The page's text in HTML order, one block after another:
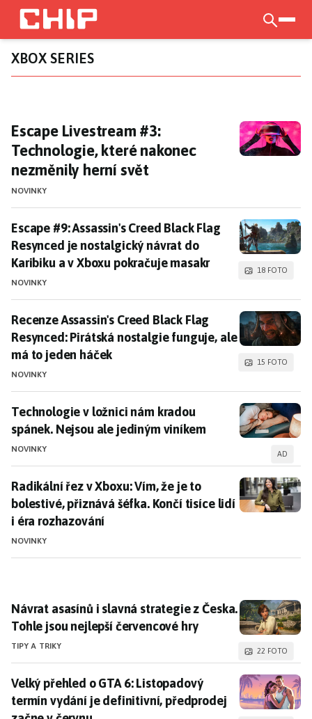
Přejít
hlavnímu
obsahu
XBOX SERIES
Escape Livestream #3: Technologie, které
Escape Livestream #3:
Technologie, které nakonec
nezměnily herní svět
NOVINKY
Escape #9: Assassin's Creed Black Flag Resynced
Escape #9: Assassin's Creed Black Flag
Resynced je nostalgický návrat do
Karibiku a v Xboxu pokračuje masakr
NOVINKY
18 FOTO
Recenze Assassin's Creed Black Flag Resynced:
Recenze Assassin's Creed Black Flag
Resynced: Pirátská nostalgie funguje, ale
má to jeden háček
NOVINKY
15 FOTO
Technologie v ložnici nám kradou spánek. Nejsou
Technologie v ložnici nám kradou
spánek. Nejsou ale jediným viníkem
NOVINKY AD
Radikální řez v Xboxu: Vím, že je to bolestivé,
Radikální řez v Xboxu: Vím, že je to
bolestivé, přiznává šéfka. Končí tisíce lidí
i éra rozhazování
NOVINKY
Návrat asasínů i slavná strategie z Česka. Tohle jsou
Návrat asasínů i slavná strategie z Česka.
Tohle jsou nejlepší červencové hry
TIPY A TRIKY 22 FOTO
Velký přehled o GTA 6: Listopadový termín vydání je
Velký přehled o GTA 6: Listopadový
termín vydání je definitivní, předprodej